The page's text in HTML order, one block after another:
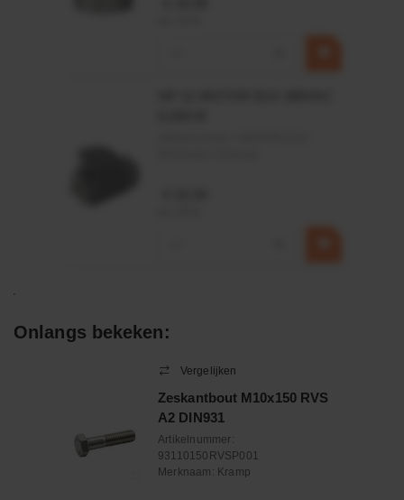
Onlangs bekeken:
Vergelijken
Zeskantbout M10x150 RVS
A2 DIN931
Artikelnummer:
93110150RVSP001
Merknaam: Kramp